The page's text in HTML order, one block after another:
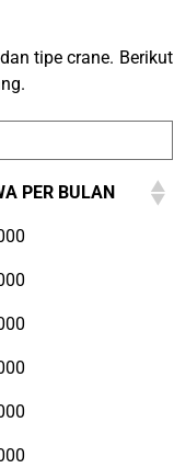
tipe crane. Berikut
PER BULAN